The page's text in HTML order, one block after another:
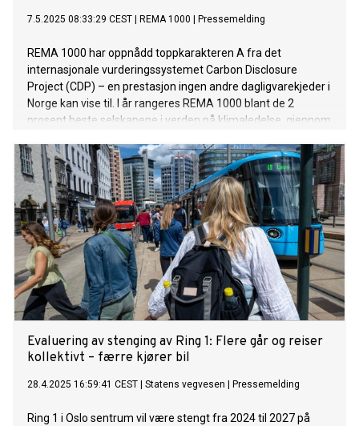
7.5.2025 08:33:29 CEST REMA 1000 Pressemelding
REMA 1000 har oppnådd toppkarakteren A fra det
internasjonale vurderingssystemet Carbon Disclosure
Project (CDP) – en prestasjon ingen andre dagligvarekjeder i
Norge kan vise til. I år rangeres REMA 1000 blant de 2
prosent beste selskapene i verden på klimaledelse, gjennom
Evaluering av stenging av Ring 1: Flere går og reiser
kollektivt – færre kjører bil
28.4.2025 16:59:41 CEST Statens vegvesen Pressemelding
Ring 1 i Oslo sentrum vil være stengt fra 2024 til 2027 på